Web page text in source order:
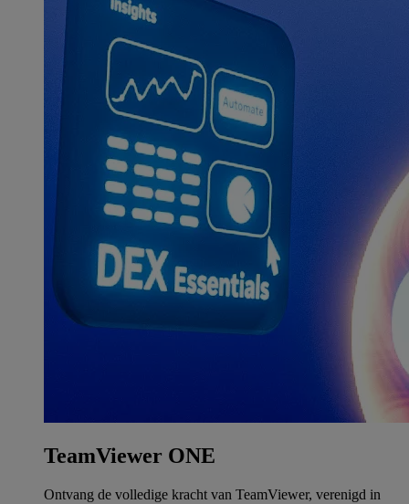
TeamViewer ONE
Ontvang de volledige kracht van TeamViewer, verenigd in